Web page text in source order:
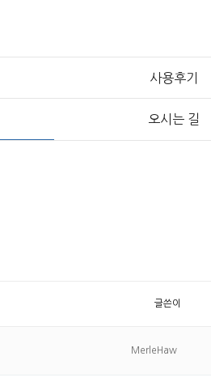
사용후기
오시는 길
글쓴이
MerleHaw